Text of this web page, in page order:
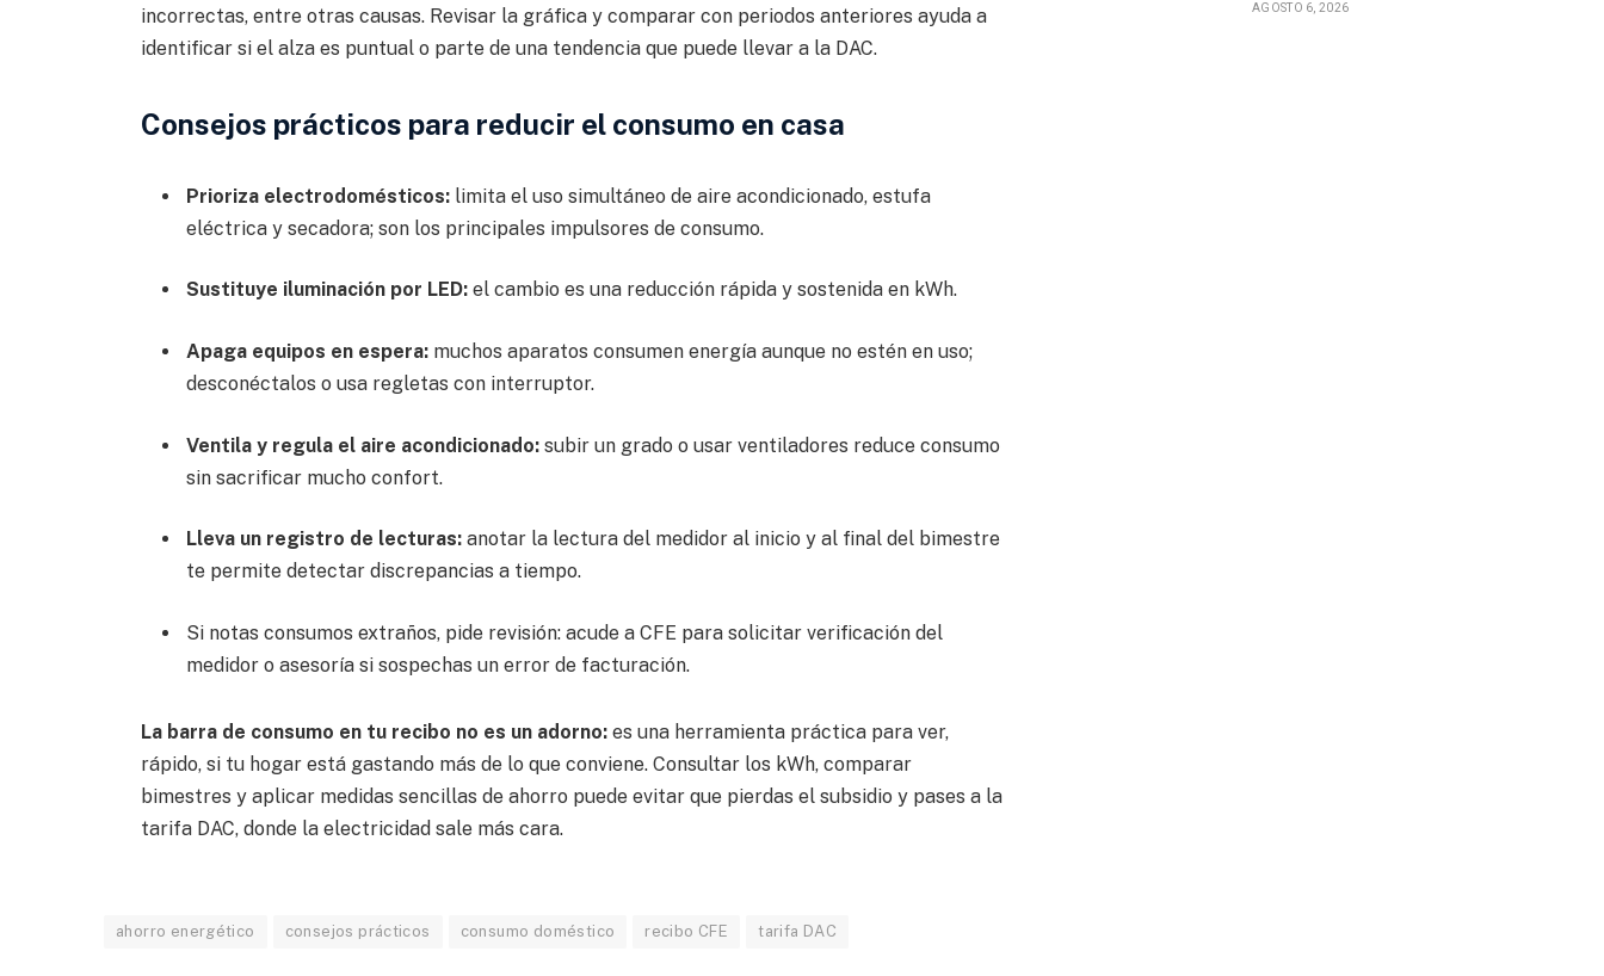
incorrectas, entre otras causas. Revisar la gráfica y comparar con periodos anteriores ayuda a
identificar si el alza es puntual o parte de una tendencia que puede llevar a la DAC.
Consejos prácticos para reducir el consumo en casa
Prioriza electrodomésticos:limita el uso simultáneo de aire acondicionado, estufa
eléctrica y secadora; son los principales impulsores de consumo.
Sustituye iluminación por LED:el cambio es una reducción rápida y sostenida en kWh.
Apaga equipos en espera:muchos aparatos consumen energía aunque no estén en uso;
desconéctalos o usa regletas con interruptor.
Ventila y regula el aire acondicionado:subir un grado o usar ventiladores reduce consumo
sin sacrificar mucho confort.
Lleva un registro de lecturas:anotar la lectura del medidor al inicio y al final del bimestre
te permite detectar discrepancias a tiempo.
Si notas consumos extraños, pide revisión: acude a CFE para solicitar verificación del
medidor o asesoría si sospechas un error de facturación.
La barra de consumo en tu recibo no es un adorno:es una herramienta práctica para ver,
rápido, si tu hogar está gastando más de lo que conviene. Consultar los kWh, comparar
bimestres y aplicar medidas sencillas de ahorro puede evitar que pierdas el subsidio y pases a la
tarifa DAC, donde la electricidad sale más cara.
ahorro energético consejos prácticos consumo doméstico recibo CFE tarifa DAC
AGOSTO 6, 2026